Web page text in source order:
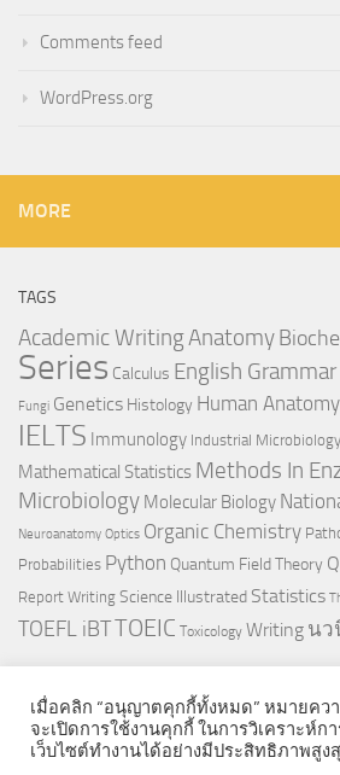
Comments feed
WordPress.org
MORE
TAGS
Academic WritingAnatomy
Series Calculus English Grammar
Fungi Genetics Histology Human Anatomy
IELTS Immunology Industrial Microbiology
Mathematical Statistics Methods In
Microbiology Molecular Biology
Neuroanatomy Optics Organic Chemistry
Probabilities Python Quantum Field Theory
Report Writing Science Illustrated Statistics
TOEFL iBTTOEIC Toxicology Writing นว
เมื่อคลิก “อนุญาตคุกกี้ทั้งหมด” หมายคว
จะเปิดการใช้งานคุกกี้ ในการวิเคราะห์ก
เว็บไซต์ทำงานได้อย่างมีประสิทธิภาพสูง